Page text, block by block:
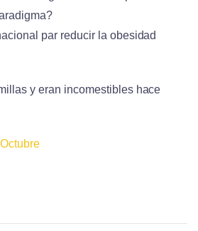
par reducir la obesidad
y eran incomestibles hace